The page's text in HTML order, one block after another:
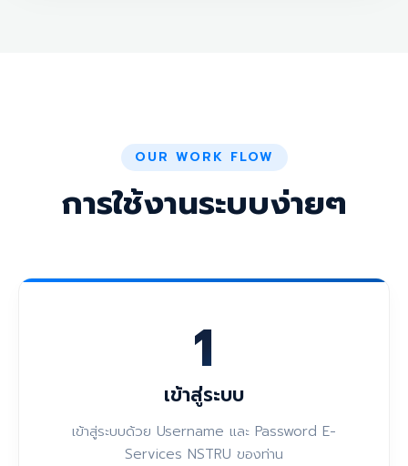
OUR WORK FLOW
การใช้งานระบบง่ายๆ
1
เข้าสู่ระบบ
เข้าสู่ระบบด้วย Username และ Password E-
Services NSTRU ของท่าน